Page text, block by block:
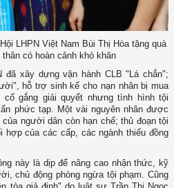
LHPN Việt Nam Bùi Thị Hòa tặng quà
có hoàn cảnh khó khăn
đã xây dựng vận hành CLB "Lá chắn";
hỗ trợ sinh kế cho nạn nhân bị mua
gắng giải quyết nhưng tình hình tội
phức tạp. Một vài nguyên nhân được
người dân còn hạn chế; thủ đoạn tội
hợp của các cấp, các ngành thiếu đồng
này là dịp để nâng cao nhận thức, kỹ
chủ động phòng ngừa tội phạm. Cũng